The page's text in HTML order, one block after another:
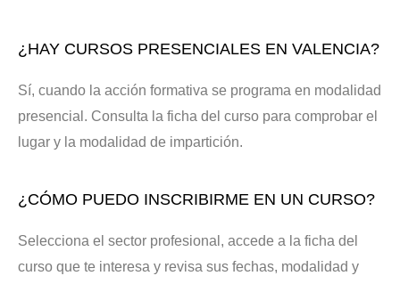
¿HAY CURSOS PRESENCIALES EN VALENCIA?
Sí, cuando la acción formativa se programa en modalidad
presencial. Consulta la ficha del curso para comprobar el
lugar y la modalidad de impartición.
¿CÓMO PUEDO INSCRIBIRME EN UN CURSO?
Selecciona el sector profesional, accede a la ficha del
curso que te interesa y revisa sus fechas, modalidad y